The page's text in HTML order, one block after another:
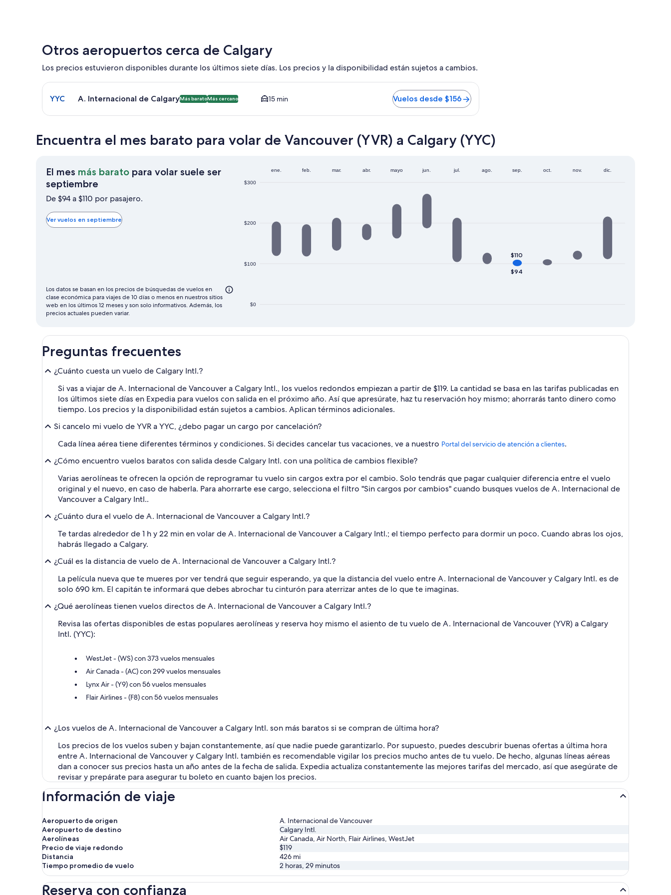
Otros aeropuertos cerca de Calgary
Los precios estuvieron disponibles durante los últimos siete días. Los precios y la disponibilidad están sujetos a cambios.
Seleccionar vuelo a A. Internacional de Calgary YYC. Opción más barata y cercana disponible. El tiempo promedio del trayecto en auto al centro es de 15 minutos. Vuelos
YYC A. Internacional de CalgaryMás baratoMás cercano 15 min Vuelos desde $156
Encuentra el mes barato para volar de Vancouver (YVR) a Calgary (YYC)
El mes más barato para volar suele ser
septiembre
mes
barato
para
De $94 a $110 por pasajero.
Ver vuelos en septiembre
$0
$100
$200
$300
ene. feb. mar. abr. mayo jun. jul. ago. sep. oct. nov. dic.
$94
$110
Los datos se basan en los precios de búsquedas de vuelos en
clase económica para viajes de 10 días o menos en nuestros sitios
web en los últimos 12 meses y son solo informativos. Además, los
precios actuales pueden variar.
Preguntas frecuentes
¿Cuánto cuesta un vuelo de Calgary Intl.?
Si vas a viajar de A. Internacional de Vancouver a Calgary Intl., los vuelos redondos empiezan a partir de $119. La cantidad se basa en las tarifas publicadas en
los últimos siete días en Expedia para vuelos con salida en el próximo año. Así que apresúrate, haz tu reservación hoy mismo; ahorrarás tanto dinero como
tiempo. Los precios y la disponibilidad están sujetos a cambios. Aplican términos adicionales.
Si cancelo mi vuelo de YVR a YYC, ¿debo pagar un cargo por cancelación?
Cada línea aérea tiene diferentes términos y condiciones. Si decides cancelar tus vacaciones, ve a nuestro Portal del servicio de atención a clientes.
¿Cómo encuentro vuelos baratos con salida desde Calgary Intl. con una política de cambios flexible?
Varias aerolíneas te ofrecen la opción de reprogramar tu vuelo sin cargos extra por el cambio. Solo tendrás que pagar cualquier diferencia entre el vuelo
original y el nuevo, en caso de haberla. Para ahorrarte ese cargo, selecciona el filtro "Sin cargos por cambios" cuando busques vuelos de A. Internacional de
Vancouver a Calgary Intl..
¿Cuánto dura el vuelo de A. Internacional de Vancouver a Calgary Intl.?
Te tardas alrededor de 1 h y 22 min en volar de A. Internacional de Vancouver a Calgary Intl.; el tiempo perfecto para dormir un poco. Cuando abras los ojos,
habrás llegado a Calgary.
¿Cuál es la distancia de vuelo de A. Internacional de Vancouver a Calgary Intl.?
La película nueva que te mueres por ver tendrá que seguir esperando, ya que la distancia del vuelo entre A. Internacional de Vancouver y Calgary Intl. es de
solo 690 km. El capitán te informará que debes abrochar tu cinturón para aterrizar antes de lo que te imaginas.
¿Qué aerolíneas tienen vuelos directos de A. Internacional de Vancouver a Calgary Intl.?
Revisa las ofertas disponibles de estas populares aerolíneas y reserva hoy mismo el asiento de tu vuelo de A. Internacional de Vancouver (YVR) a Calgary
Intl. (YYC):
WestJet - (WS) con 373 vuelos mensuales
Air Canada - (AC) con 299 vuelos mensuales
Lynx Air - (Y9) con 56 vuelos mensuales
Flair Airlines - (F8) con 56 vuelos mensuales
¿Los vuelos de A. Internacional de Vancouver a Calgary Intl. son más baratos si se compran de última hora?
Los precios de los vuelos suben y bajan constantemente, así que nadie puede garantizarlo. Por supuesto, puedes descubrir buenas ofertas a última hora
entre A. Internacional de Vancouver y Calgary Intl. también es recomendable vigilar los precios mucho antes de tu vuelo. De hecho, algunas líneas aéreas
dan a conocer sus precios hasta un año antes de la fecha de salida. Expedia actualiza constantemente las mejores tarifas del mercado, así que asegúrate de
revisar y prepárate para asegurar tu boleto en cuanto bajen los precios.
Información de viaje
Aeropuerto de origen
A. Internacional de Vancouver
Aeropuerto de destino
Calgary Intl.
Aerolíneas
Air Canada, Air North, Flair Airlines, WestJet
Precio de viaje redondo
$119
Distancia
426 mi
Tiempo promedio de vuelo
2 horas, 29 minutos
Reserva con confianza